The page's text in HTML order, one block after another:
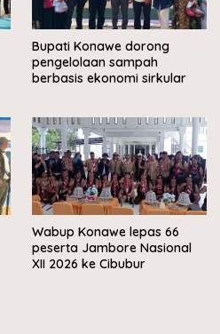
Bupati Konawe dorong
pengelolaan sampah
berbasis ekonomi sirkular
Wabup Konawe lepas 66
peserta Jambore Nasional
XII 2026 ke Cibubur